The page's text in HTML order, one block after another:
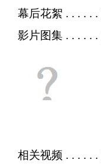
幕后花絮 . . . . . .
影片图集 . . . . . .
相关视频 . . . . . .